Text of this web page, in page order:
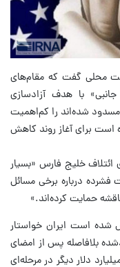
محلی گفت که مقام‌های
با هدف آزادسازی
شده‌اند را کم‌اهمیت
است برای آغاز روند کاهش
خلیج فارس «بسیار
فشرده درباره برخی مسائل
حمایت کرده‌اند.»
شده است ایران خواستار
مسدودشده بلافاصله پس از امضای
توافق موقت با آمریکا شده و همچنین ۱۲ میلیارد دلار دیگر در مرحله‌ای